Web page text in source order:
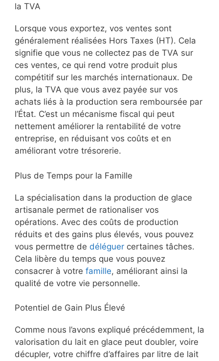
la TVA
Lorsque vous exportez, vos ventes sont
généralement réalisées Hors Taxes (HT). Cela
signifie que vous ne collectez pas de TVA sur
ces ventes, ce qui rend votre produit plus
compétitif sur les marchés internationaux. De
plus, la TVA que vous avez payée sur vos
achats liés à la production sera remboursée par
l’État. C’est un mécanisme fiscal qui peut
nettement améliorer la rentabilité de votre
entreprise, en réduisant vos coûts et en
améliorant votre trésorerie.
Plus de Temps pour la Famille
La spécialisation dans la production de glace
artisanale permet de rationaliser vos
opérations. Avec des coûts de production
réduits et des gains plus élevés, vous pouvez
vous permettre de déléguer certaines tâches.
Cela libère du temps que vous pouvez
consacrer à votre famille, améliorant ainsi la
qualité de votre vie personnelle.
Potentiel de Gain Plus Élevé
Comme nous l’avons expliqué précédemment, la
valorisation du lait en glace peut doubler, voire
décupler, votre chiffre d’affaires par litre de lait